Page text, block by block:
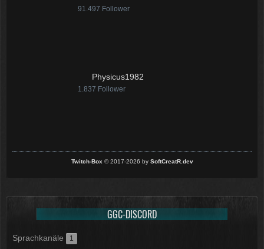
91.497 Follower
Physicus1982
1.837 Follower
Twitch-Box © 2017-2026 by SoftCreatR.dev
GGC-DISCORD
Sprachkanäle 1